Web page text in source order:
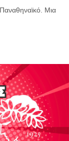
Μια